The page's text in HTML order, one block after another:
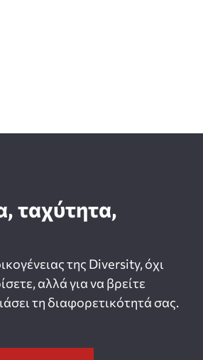
ταχύτητα,
της Diversity, όχι
αλλά για να βρείτε
τη διαφορετικότητά σας.